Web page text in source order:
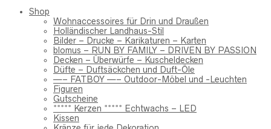
Shop
Wohnaccessoires für Drin und Draußen
Holländischer Landhaus-Stil
Bilder – Drucke – Karikaturen – Karten
blomus – RUN BY FAMILY – DRIVEN BY PASSION
Decken – Überwürfe – Kuscheldecken
Düfte – Duftsäckchen und Duft-Öle
—– FATBOY —– Outdoor-Möbel und -Leuchten
Figuren
Gutscheine
***** Kerzen ***** Echtwachs – LED
Kissen